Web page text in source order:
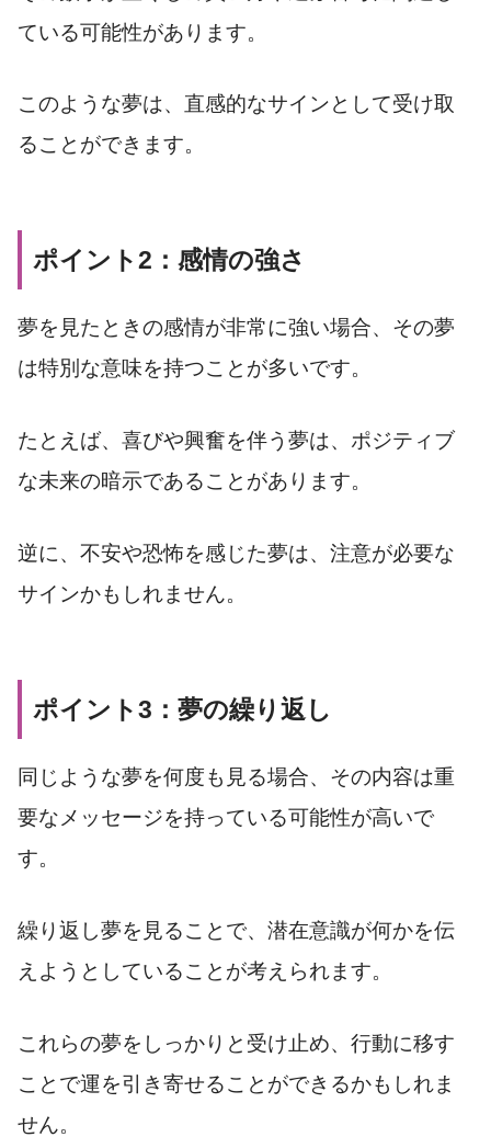
ている可能性があります。
このような夢は、直感的なサインとして受け取
ることができます。
ポイント2：感情の強さ
夢を見たときの感情が非常に強い場合、その夢
は特別な意味を持つことが多いです。
たとえば、喜びや興奮を伴う夢は、ポジティブ
な未来の暗示であることがあります。
逆に、不安や恐怖を感じた夢は、注意が必要な
サインかもしれません。
ポイント3：夢の繰り返し
同じような夢を何度も見る場合、その内容は重
要なメッセージを持っている可能性が高いで
す。
繰り返し夢を見ることで、潜在意識が何かを伝
えようとしていることが考えられます。
これらの夢をしっかりと受け止め、行動に移す
ことで運を引き寄せることができるかもしれま
せん。